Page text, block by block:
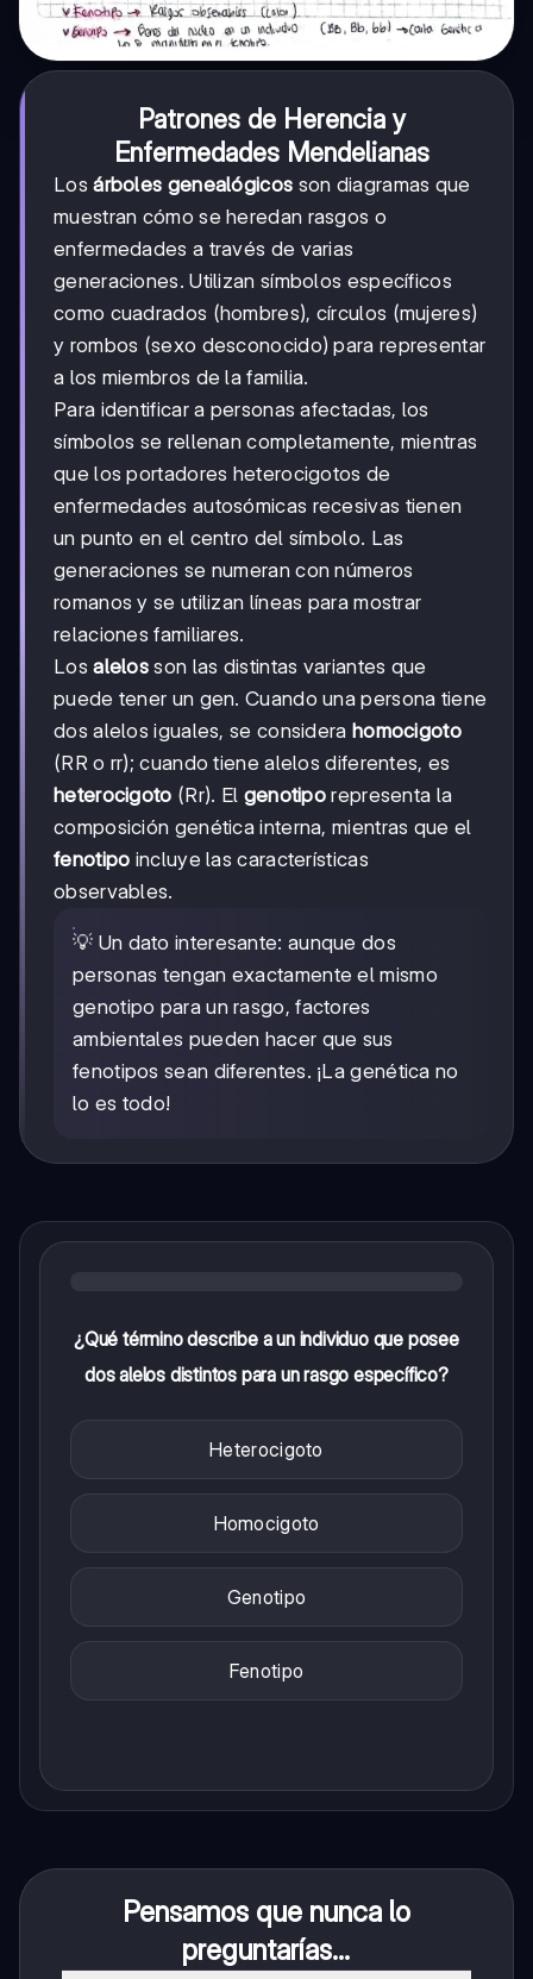
Patrones de Herencia y
Enfermedades Mendelianas
Losárboles genealógicos son diagramas que
muestran cómo se heredan rasgos o
enfermedades a través de varias
generaciones. Utilizan símbolos específicos
como cuadrados (hombres), círculos (mujeres)
y rombos (sexo desconocido) para representar
a los miembros de la familia.
Para identificar a personas afectadas, los
símbolos se rellenan completamente, mientras
que los portadores heterocigotos de
enfermedades autosómicas recesivas tienen
un punto en el centro del símbolo. Las
generaciones se numeran con números
romanos y se utilizan líneas para mostrar
relaciones familiares.
Losalelos son las distintas variantes que
puede tener un gen. Cuando una persona tiene
dos alelos iguales, se considera homocigoto
(RR o rr); cuando tiene alelos diferentes, es
heterocigoto (Rr). El genotipo representa la
composición genética interna, mientras que el
fenotipo incluye las características
observables.
💡 Un dato interesante: aunque dos
personas tengan exactamente el mismo
genotipo para un rasgo, factores
ambientales pueden hacer que sus
fenotipos sean diferentes. ¡La genética no
lo es todo!
¿Qué término describe a un individuo que posee
dos alelos distintos para un rasgo específico?
Heterocigoto
Homocigoto
Genotipo
Fenotipo
Pensamos que nunca lo
preguntarías...